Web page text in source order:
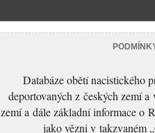
Databáze obětí nacistického
deportovaných z českých zemí
zemí a dále základní informace o
jako vězni v takzvaném